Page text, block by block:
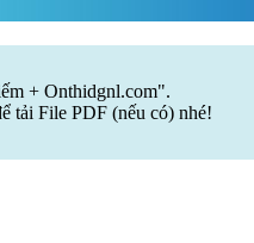
+ Onthidgnl.com".
tải File PDF (nếu có) nhé!